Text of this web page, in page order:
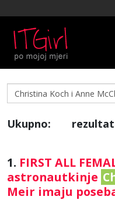
Ukupno:
1. FIRST ALL
astronautkinje
Meir imaju